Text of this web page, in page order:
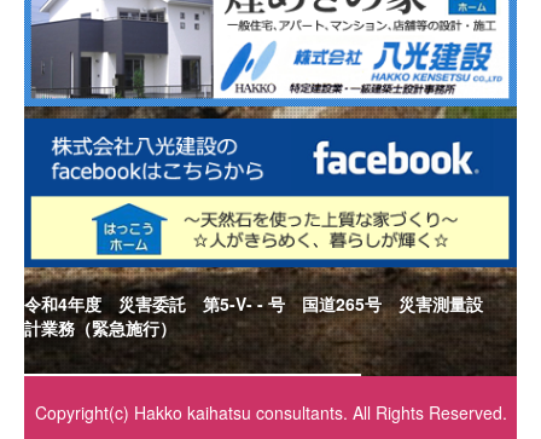
令和4年度 災害委託 第5-V- - 号 国道265号 災害測量設
計業務（緊急施行）
Copyright(c) Hakko kaihatsu consultants. All Rights Reserved.